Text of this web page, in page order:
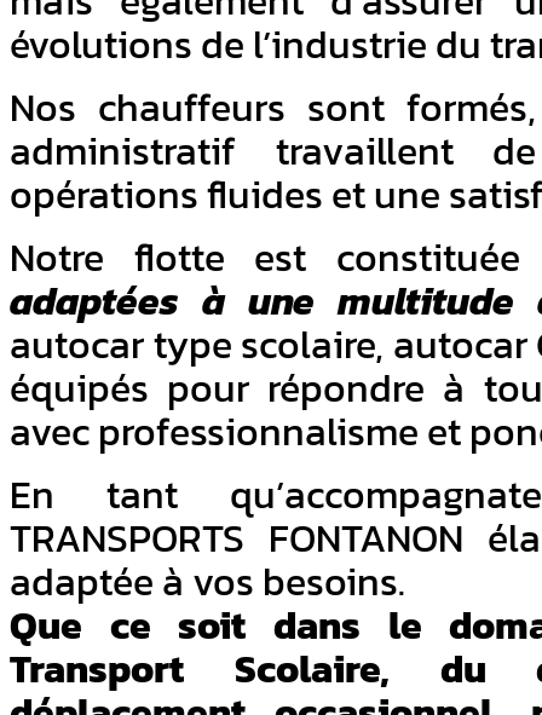
évolutions de l’industrie du
Nos chauffeurs sont
administratif travaillent
opérations fluides et une
Notre flotte est constituée
adaptées à une multitude
autocar type scolaire,
équipés pour répondre à
avec professionnalisme et
En tant
TRANSPORTS
adaptée à vos besoins.
Que ce soit dans le
Transport Scolaire, du